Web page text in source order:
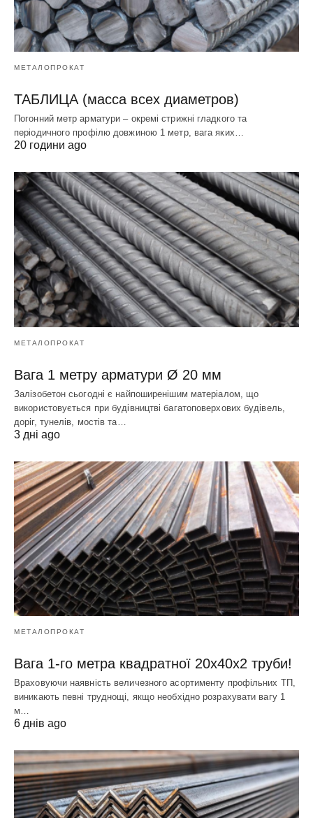
МЕТАЛОПРОКАТ
ТАБЛИЦА (масса всех диаметров)
Погонний метр арматури – окремі стрижні гладкого та
періодичного профілю довжиною 1 метр, вага яких…
20 години ago
МЕТАЛОПРОКАТ
Вага 1 метру арматури Ø 20 мм
Залізобетон сьогодні є найпоширенішим матеріалом, що
використовується при будівництві багатоповерхових будівель,
доріг, тунелів, мостів та…
3 дні ago
МЕТАЛОПРОКАТ
Вага 1-го метра квадратної 20х40х2 труби!
Враховуючи наявність величезного асортименту профільних ТП,
виникають певні труднощі, якщо необхідно розрахувати вагу 1
м…
6 днів ago